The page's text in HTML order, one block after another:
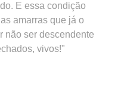
E essa condição
amarras que já o
não ser descendente
vivos!